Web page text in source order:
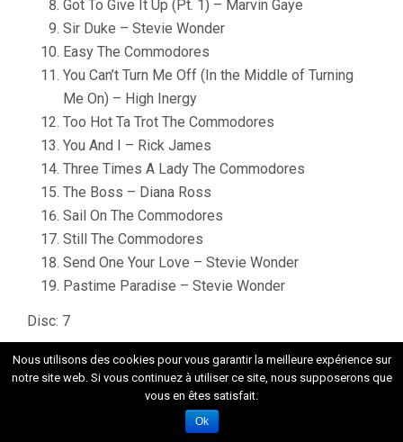
Got To Give It Up (Pt. 1) – Marvin Gaye
Sir Duke – Stevie Wonder
Easy The Commodores
You Can’t Turn Me Off (In the Middle of Turning
Me On) – High Inergy
Too Hot Ta Trot The Commodores
You And I – Rick James
Three Times A Lady The Commodores
The Boss – Diana Ross
Sail On The Commodores
Still The Commodores
Send One Your Love – Stevie Wonder
Pastime Paradise – Stevie Wonder
Disc: 7
Cruisin’ – Smokey Robinson
Let’s Get Serious – Jermaine Jackson
I’m Coming Out – Diana Ross
Upside Down – Diana Ross
Nous utilisons des cookies pour vous garantir la meilleure expérience sur
notre site web. Si vous continuez à utiliser ce site, nous supposerons que
vous en êtes satisfait.
Ok